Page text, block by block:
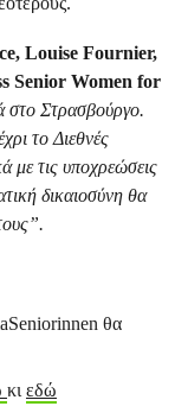
Louise Fournier,
Senior Women for
στο Στρασβούργο.
το Διεθνές
με τις υποχρεώσεις
δικαιοσύνη θα
θα
κιεδώ